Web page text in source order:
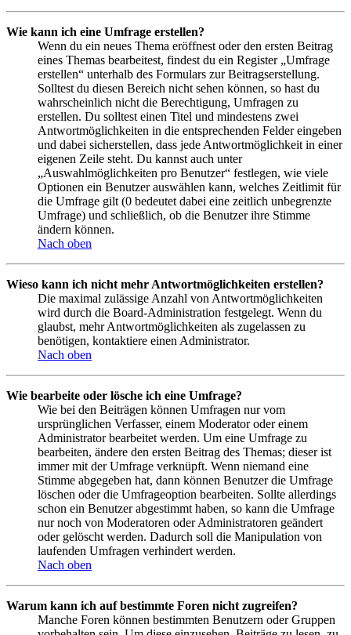
Wie kann ich eine Umfrage erstellen?
Wenn du ein neues Thema eröffnest oder den ersten Beitrag
eines Themas bearbeitest, findest du ein Register „Umfrage
erstellen“ unterhalb des Formulars zur Beitragserstellung.
Solltest du diesen Bereich nicht sehen können, so hast du
wahrscheinlich nicht die Berechtigung, Umfragen zu
erstellen. Du solltest einen Titel und mindestens zwei
Antwortmöglichkeiten in die entsprechenden Felder eingeben
und dabei sicherstellen, dass jede Antwortmöglichkeit in einer
eigenen Zeile steht. Du kannst auch unter
„Auswahlmöglichkeiten pro Benutzer“ festlegen, wie viele
Optionen ein Benutzer auswählen kann, welches Zeitlimit für
die Umfrage gilt (0 bedeutet dabei eine zeitlich unbegrenzte
Umfrage) und schließlich, ob die Benutzer ihre Stimme
ändern können.
Nach oben
Wieso kann ich nicht mehr Antwortmöglichkeiten erstellen?
Die maximal zulässige Anzahl von Antwortmöglichkeiten
wird durch die Board-Administration festgelegt. Wenn du
glaubst, mehr Antwortmöglichkeiten als zugelassen zu
benötigen, kontaktiere einen Administrator.
Nach oben
Wie bearbeite oder lösche ich eine Umfrage?
Wie bei den Beiträgen können Umfragen nur vom
ursprünglichen Verfasser, einem Moderator oder einem
Administrator bearbeitet werden. Um eine Umfrage zu
bearbeiten, ändere den ersten Beitrag des Themas; dieser ist
immer mit der Umfrage verknüpft. Wenn niemand eine
Stimme abgegeben hat, dann können Benutzer die Umfrage
löschen oder die Umfrageoption bearbeiten. Sollte allerdings
schon ein Benutzer abgestimmt haben, so kann die Umfrage
nur noch von Moderatoren oder Administratoren geändert
oder gelöscht werden. Dadurch soll die Manipulation von
laufenden Umfragen verhindert werden.
Nach oben
Warum kann ich auf bestimmte Foren nicht zugreifen?
Manche Foren können bestimmten Benutzern oder Gruppen